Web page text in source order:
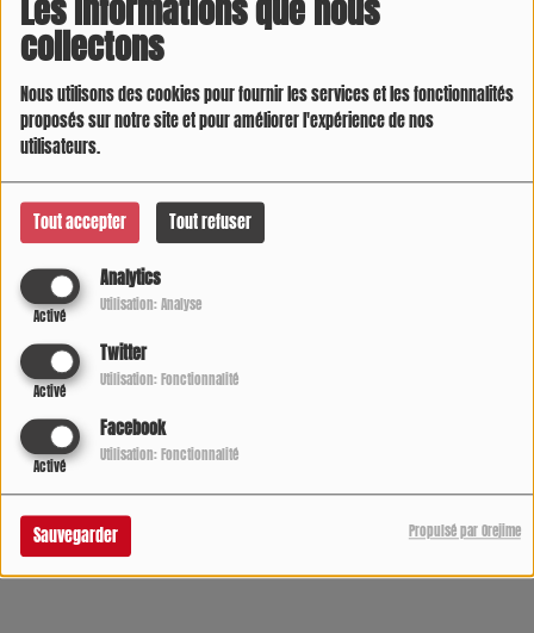
Les informations que nous
collectons
Nous utilisons des cookies pour fournir les services et les fonctionnalités
proposés sur notre site et pour améliorer l'expérience de nos
utilisateurs.
Tout accepter Tout refuser
Analytics
Activé
Utilisation: Analyse
Twitter
Activé
Utilisation: Fonctionnalité
Facebook
Activé
Utilisation: Fonctionnalité
Sauvegarder Propulsé par Orejime
05 AOÛT 2026 - 666738 VUES
Écouter le podcast Télécharger le podcast
L'infos sur radio COOL DIRECT de 7h à 21h